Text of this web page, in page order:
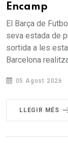
Encamp
El Barça de
seva estada de
sortida a les
Barcelona
05 Agost 2026
LLEGIR MÉS